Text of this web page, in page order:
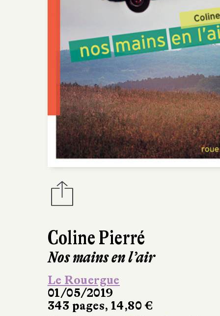
Coline Pierré
Nos mains en l’air
Le Rouergue
01/05/2019
343 pages, 14,80 €